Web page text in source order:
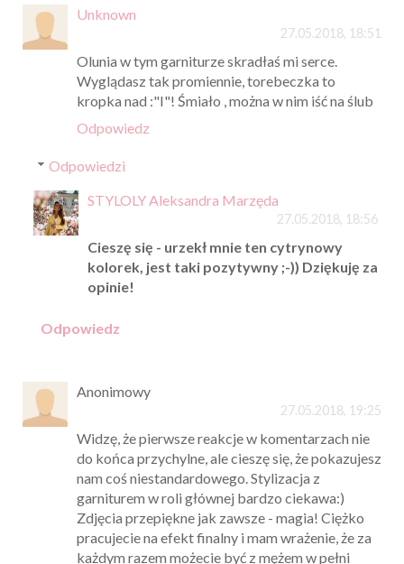
Unknown
27.05.2018, 18:51
Olunia w tym garniturze skradłaś mi serce.
Wyglądasz tak promiennie, torebeczka to
kropka nad :"I"! Śmiało , można w nim iść na ślub
Odpowiedz
Odpowiedzi
STYLOLY Aleksandra Marzęda
27.05.2018, 18:56
Cieszę się - urzekł mnie ten cytrynowy
kolorek, jest taki pozytywny ;-)) Dziękuję za
opinie!
Odpowiedz
Anonimowy
27.05.2018, 19:25
Widzę, że pierwsze reakcje w komentarzach nie
do końca przychylne, ale cieszę się, że pokazujesz
nam coś niestandardowego. Stylizacja z
garniturem w roli głównej bardzo ciekawa:)
Zdjęcia przepiękne jak zawsze - magia! Ciężko
pracujecie na efekt finalny i mam wrażenie, że za
każdym razem możecie być z mężem w pełni